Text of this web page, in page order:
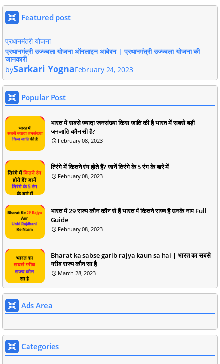
Featured post
प्रधानमंत्री योजना
प्रधानमंत्री उज्ज्वला योजना ऑनलाइन आवेदन | प्रधानमंत्री उज्ज्वला योजना की
जानकारी
bySarkari YognaFebruary 24, 2023
Popular Post
भारत में सबसे ज्यादा जनसंख्या किस जाति की है भारत में सबसे बड़ी
जनजाति कौन सी है?
February 08, 2023
तिरंगे में कितने रंग होते हैं? जानें तिरंगे के 5 रंग के बारे में
February 08, 2023
भारत में 29 राज्य कौन कौन से हैं भारत में कितने राज्य है उनके नाम Full
Guide
February 08, 2023
Bharat ka sabse garib rajya kaun sa hai | भारत का सबसे
गरीब राज्य कौन सा है
March 28, 2023
Ads Area
Categories